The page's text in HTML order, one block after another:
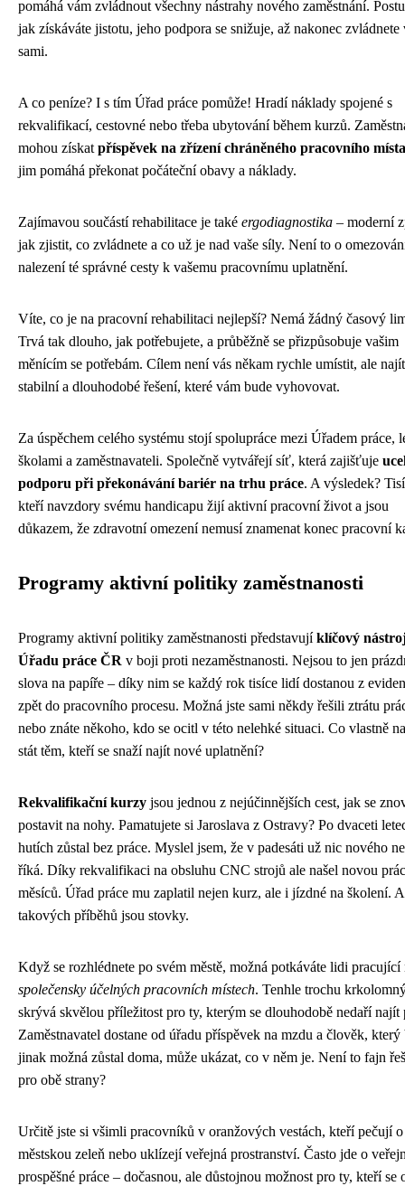
pomáhá vám zvládnout všechny nástrahy nového zaměstnání.
jak získáváte jistotu, jeho podpora se snižuje, až nakonec zvládnete
sami.
A co peníze? I s tím Úřad práce pomůže! Hradí náklady spojené s
rekvalifikací, cestovné nebo třeba ubytování během kurzů.
mohou získat příspěvek na zřízení chráněného pracovního místa
jim pomáhá překonat počáteční obavy a náklady.
Zajímavou součástí rehabilitace je také ergodiagnostika – moderní
jak zjistit, co zvládnete a co už je nad vaše síly. Není to o
nalezení té správné cesty k vašemu pracovnímu uplatnění.
Víte, co je na pracovní rehabilitaci nejlepší? Nemá žádný časový
Trvá tak dlouho, jak potřebujete, a průběžně se přizpůsobuje vašim
měnícím se potřebám. Cílem není vás někam rychle umístit, ale najít
stabilní a dlouhodobé řešení, které vám bude vyhovovat.
Za úspěchem celého systému stojí spolupráce mezi Úřadem práce,
školami a zaměstnavateli. Společně vytvářejí síť, která zajišťuje
podporu při překonávání bariér na trhu práce. A výsledek?
kteří navzdory svému handicapu žijí aktivní pracovní život a jsou
důkazem, že zdravotní omezení nemusí znamenat konec pracovní
Programy aktivní politiky zaměstnanosti
Programy aktivní politiky zaměstnanosti představujíklíčový
Úřadu práce ČR v boji proti nezaměstnanosti. Nejsou to jen
slova na papíře – díky nim se každý rok tisíce lidí dostanou z
zpět do pracovního procesu. Možná jste sami někdy řešili ztrátu
nebo znáte někoho, kdo se ocitl v této nelehké situaci. Co vlastně
stát těm, kteří se snaží najít nové uplatnění?
Rekvalifikační kurzy jsou jednou z nejúčinnějších cest, jak se
postavit na nohy. Pamatujete si Jaroslava z Ostravy? Po dvaceti
hutích zůstal bez práce. Myslel jsem, že v padesáti už nic nového
říká. Díky rekvalifikaci na obsluhu CNC strojů ale našel novou
měsíců. Úřad práce mu zaplatil nejen kurz, ale i jízdné na školení. A
takových příběhů jsou stovky.
Když se rozhlédnete po svém městě, možná potkáváte lidi pracující
společensky účelných pracovních místech. Tenhle trochu
skrývá skvělou příležitost pro ty, kterým se dlouhodobě nedaří najít
Zaměstnavatel dostane od úřadu příspěvek na mzdu a člověk, který
jinak možná zůstal doma, může ukázat, co v něm je. Není to fajn
pro obě strany?
Určitě jste si všimli pracovníků v oranžových vestách, kteří pečují o
městskou zeleň nebo uklízejí veřejná prostranství. Často jde o
prospěšné práce – dočasnou, ale důstojnou možnost pro ty, kteří se